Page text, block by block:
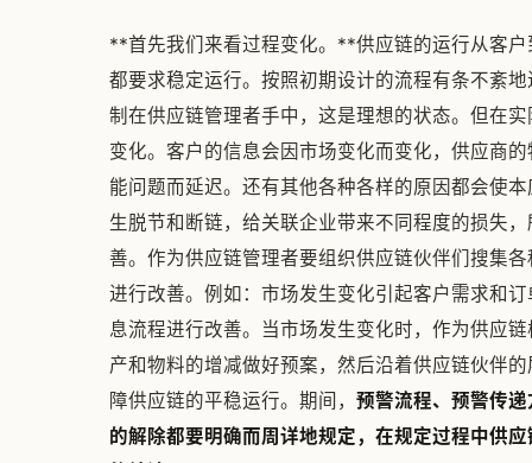
**首先我们来看过程变化。**供应链的运行从客
都要求稳定运行。按照初期设计的流程有条不紊
制在供应链管理者手中，这是理想的状态。但在
变化。客户的信息会因市场变化而变化，供应商
能问题而延迟。还有其他各种各样的原因都会使
生脱节和断链，给关联企业带来不同程度的损失
善。作为供应链管理者要组织供应链伙伴们搜集
进行改善。例如：市场发生变化引起客户需求和
息流程进行改善。当市场发生变化时，作为供应
产和物料的增减做好预案，然后沿着供应链伙伴
障供应链的平稳运行。期间， 预警流程、预警传
的解除都要明确而周详地规定，在规定过程中供